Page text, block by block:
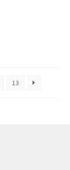
13